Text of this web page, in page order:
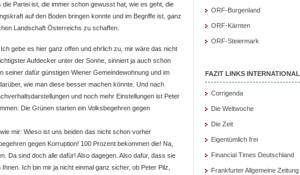
Partei ist, die immer schon gewusst hat, wie es geht, die
auf den Boden bringen konnte und im Begriffe ist, ganz
Landschaft Österreichs zu schaffen.
gebe es hier ganz offen und ehrlich zu, mir wäre das nicht
Aufdecker unter der Sonne, sinniert ja auch schon
seiner dafür günstigen Wiener Gemeindewohnung und im
wie man diese besser machen könnte. Und nach
und noch mehr Einstellungen ist Peter
Die Grünen starten ein Volksbegehren gegen
mir: Wieso ist uns beiden das nicht schon vorher
gegen Korruption! 100 Prozent bekommen die! Na,
Da sind doch alle dafür! Also dagegen. Also dafür, dass sie
Ich bin mir ja nicht einmal ganz sicher, ob Peter Pilz,
ORF-Burgenland
ORF-Kärnten
ORF-Steiermark
FAZIT LINKS INTERNATIONAL
Corrigenda
Die Weltwoche
Die Zeit
Eigentümlich frei
Financial Times Deutschland
Frankfurter Allgemeine Zeitung